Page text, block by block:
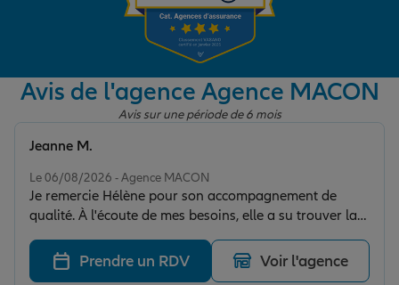
Garantie des accidents de la vie
Assurance scolaire
Protection juridique
Retraite
Avis de l'agence Agence MACON
Avis sur une période de 6 mois
Le 06/08/2026 - Agence MACON
Je remercie Hélène pour son accompagnement de
qualité. À l'écoute de mes besoins, elle a su trouver la
solution la plus adaptée à ma situation
entrepreneuriale. Professionnelle, réactive et humaine,
je la recommande sans hésitation.
Jeanne M.
Prendre un RDV Voir l'agence